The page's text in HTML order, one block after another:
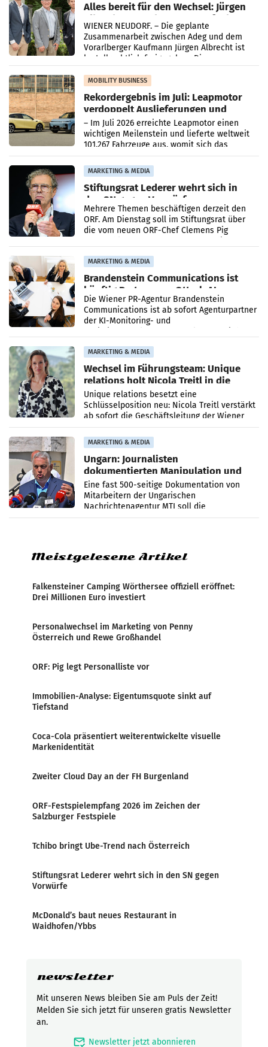
Alles bereit für den Wechsel: Jürgen
Albrecht setzt ab 1.1.2027 auf Adeg
WIENER NEUDORF. – Die geplante
Zusammenarbeit zwischen Adeg und dem
Vorarlberger Kaufmann Jürgen Albrecht ist
kartellrechtlich freigegeben: Die
Bundeswettbewerbsbehörde und der
Bundeskartellanwalt
MOBILITY BUSINESS
Rekordergebnis im Juli: Leapmotor
verdoppelt Auslieferungen und
überschreitet die 100.000er-Marke
– Im Juli 2026 erreichte Leapmotor einen
wichtigen Meilenstein und lieferte weltweit
101.267 Fahrzeuge aus, womit sich das
Ergebnis gegenüber Juli 2025 mehr als
verdoppelte (+102
MARKETING & MEDIA
Stiftungsrat Lederer wehrt sich in
den SN gegen Vorwürfe
Mehrere Themen beschäftigen derzeit den
ORF. Am Dienstag soll im Stiftungsrat über
die vom neuen ORF-Chef Clemens Pig
MARKETING & MEDIA
Brandenstein Communications ist
künftig Partner von OtterlyAI
Die Wiener PR-Agentur Brandenstein
Communications ist ab sofort Agenturpartner
der KI-Monitoring- und
MARKETING & MEDIA
Wechsel im Führungsteam: Unique
relations holt Nicola Treitl in die
Geschäftsleitung
Unique relations besetzt eine
Schlüsselposition neu: Nicola Treitl verstärkt
ab sofort die Geschäftsleitung der Wiener
PR-Agentur an der Seite von Josef Kalina und
Anna Kalina-Mahr.
MARKETING & MEDIA
Ungarn: Journalisten
dokumentierten Manipulation und
Zensur
Eine fast 500-seitige Dokumentation von
Mitarbeitern der Ungarischen
Nachrichtenagentur MTI soll die
systematische Nachrichten-Manipulation und
Meistgelesene Artikel
Falkensteiner Camping Wörthersee offiziell eröffnet:
Drei Millionen Euro investiert
Personalwechsel im Marketing von Penny
Österreich und Rewe Großhandel
ORF: Pig legt Personalliste vor
Immobilien-Analyse: Eigentumsquote sinkt auf
Tiefstand
Coca-Cola präsentiert weiterentwickelte visuelle
Markenidentität
Zweiter Cloud Day an der FH Burgenland
ORF-Festspielempfang 2026 im Zeichen der
Salzburger Festspiele
Tchibo bringt Ube-Trend nach Österreich
Stiftungsrat Lederer wehrt sich in den SN gegen
Vorwürfe
McDonald’s baut neues Restaurant in
Waidhofen/Ybbs
newsletter
Mit unseren News bleiben Sie am Puls der Zeit!
Melden Sie sich jetzt für unseren gratis Newsletter
an.
mark_email_read Newsletter jetzt abonnieren